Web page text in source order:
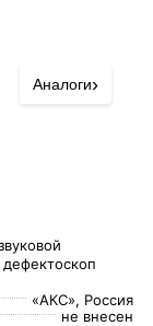
Аналоги›
дефектоскоп
«АКС», Россия
не внесен